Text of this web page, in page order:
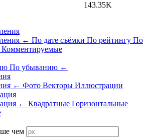
143.35K
← По дате съёмки По рейтингу По
Комментируемые
По убыванию ←
← Фото Векторы Иллюстрации
← Квадратные Горизонтальные
чем